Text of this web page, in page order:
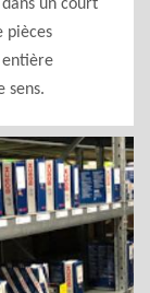
un court
pièces
entière
sens.